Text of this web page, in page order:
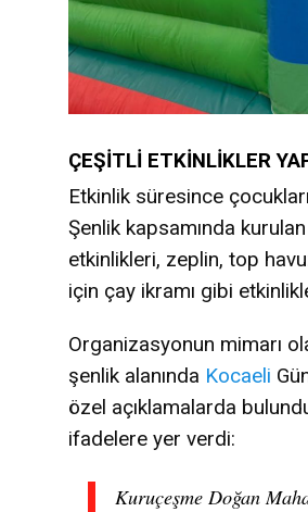
ÇEŞİTLİ ETKİNLİKLER
Etkinlik süresince
Şenlik kapsamında
etkinlikleri, zeplin, top
için çay ikramı gibi
Organizasyonun mimarı
şenlik alanında Kocaeli
özel açıklamalarda
ifadelere yer verdi:
Kuruçeşme Doğan